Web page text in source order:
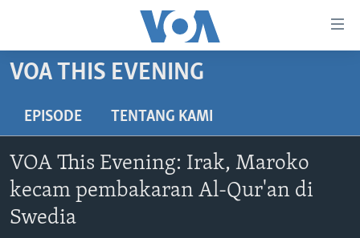
Akses
Utama
Lanjut
ke
Navigasi
DUNIA
POLYGRAPH
DAFTAR PROGRAM
VOA THIS EVENING
EPISODE TENTANG KAMI
VOA This Evening: Irak, Maroko
kecam pembakaran Al-Qur'an di
Swedia